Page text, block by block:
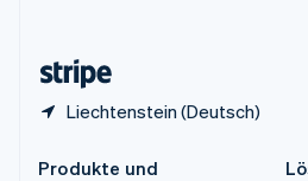
Liechtenstein (Deutsch)
Produkte und